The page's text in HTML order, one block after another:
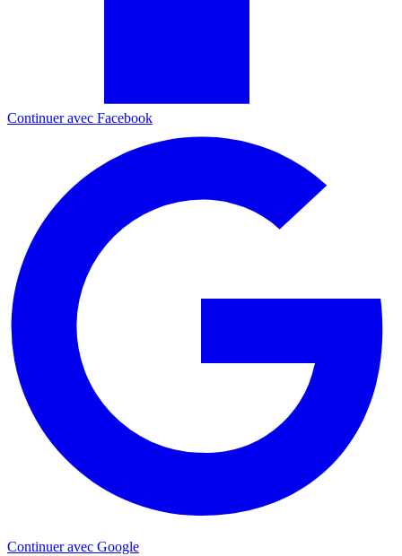
Continuer avec Facebook
Continuer avec Google